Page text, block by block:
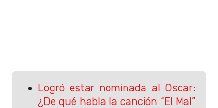
Logró estar nominada al Oscar:
¿De qué habla la canción “El Mal”